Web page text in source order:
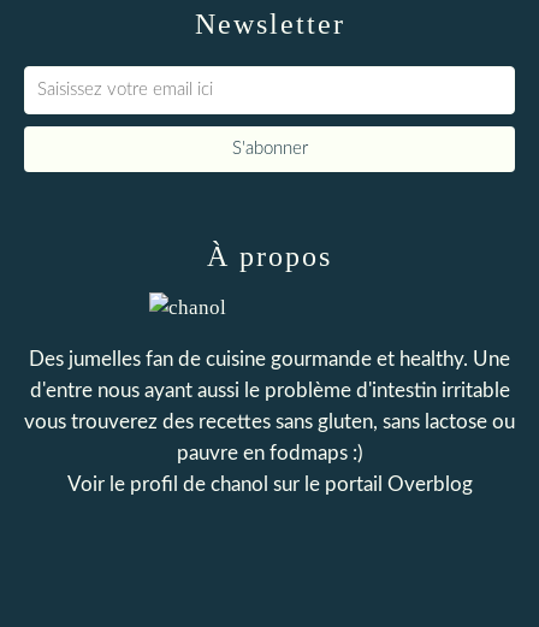
Newsletter
À propos
Des jumelles fan de cuisine gourmande et healthy. Une
d'entre nous ayant aussi le problème d'intestin irritable
vous trouverez des recettes sans gluten, sans lactose ou
pauvre en fodmaps :)
Voir le profil de chanol sur le portail Overblog